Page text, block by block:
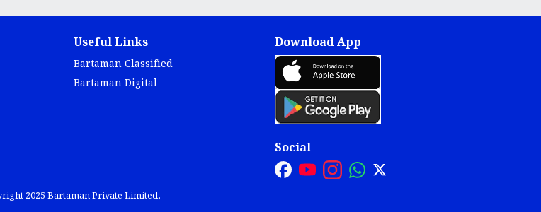
Useful Links
Bartaman Classified
Bartaman Digital
Download App
Social
2025 Bartaman Private Limited.